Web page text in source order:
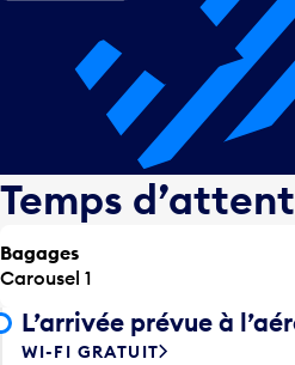
Temps
Bagages
Carousel 1
L’arrivée prévue à
WI-FI GRATUIT